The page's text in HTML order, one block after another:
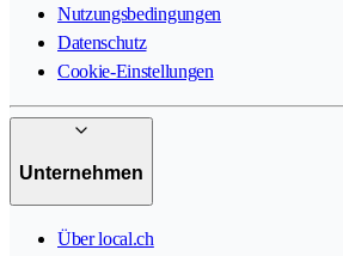
Nutzungsbedingungen
Datenschutz
Cookie-Einstellungen
Unternehmen
Über local.ch